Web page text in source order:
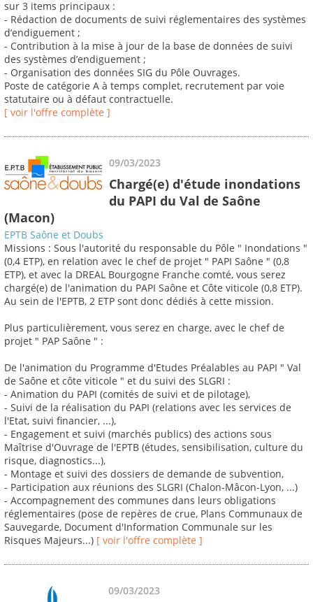
sur 3 items principaux :
- Rédaction de documents de suivi réglementaires des systèmes
d’endiguement ;
- Contribution à la mise à jour de la base de données de suivi
des systèmes d’endiguement ;
- Organisation des données SIG du Pôle Ouvrages.
Poste de catégorie A à temps complet, recrutement par voie
statutaire ou à défaut contractuelle.
[ voir l'offre complète ]
09/03/2023
Chargé(e) d'étude inondations
du PAPI du Val de Saône
(Macon)
EPTB Saône et Doubs
Missions : Sous l'autorité du responsable du Pôle " Inondations "
(0,4 ETP), en relation avec le chef de projet " PAPI Saône " (0,8
ETP), et avec la DREAL Bourgogne Franche comté, vous serez
chargé(e) de l'animation du PAPI Saône et Côte viticole (0,8 ETP).
Au sein de l'EPTB, 2 ETP sont donc dédiés à cette mission.
Plus particulièrement, vous serez en charge, avec le chef de
projet " PAP Saône " :
De l'animation du Programme d'Etudes Préalables au PAPI " Val
de Saône et côte viticole " et du suivi des SLGRI :
- Animation du PAPI (comités de suivi et de pilotage),
- Suivi de la réalisation du PAPI (relations avec les services de
l'Etat, suivi financier, ...),
- Engagement et suivi (marchés publics) des actions sous
Maîtrise d'Ouvrage de l'EPTB (études, sensibilisation, culture du
risque, diagnostics...),
- Montage et suivi des dossiers de demande de subvention,
- Participation aux réunions des SLGRI (Chalon-Mâcon-Lyon, ...)
- Accompagnement des communes dans leurs obligations
réglementaires (pose de repères de crue, Plans Communaux de
Sauvegarde, Document d'Information Communale sur les
Risques Majeurs...) [ voir l'offre complète ]
09/03/2023